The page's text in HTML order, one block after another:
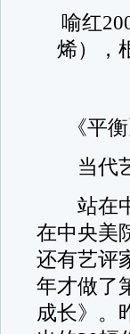
喻红
烯），
《平
当代艺
站在中
在中央美
还有艺评
年才做了
成长》。